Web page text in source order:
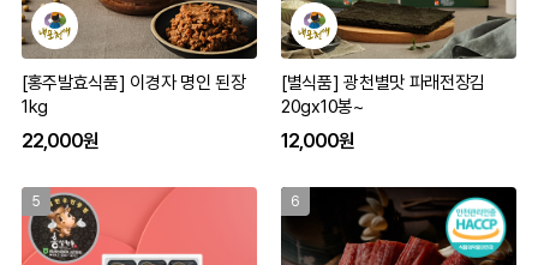
[홍주발효식품] 이경자 명인 된장
1kg
22,000원
[별식품] 광천별맛 파래전장김
20gx10봉~
12,000원
5 6